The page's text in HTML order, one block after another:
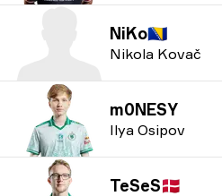
NiKo🇧🇦
Nikola Kovač
m0NESY
Ilya Osipov
TeSeS🇩🇰